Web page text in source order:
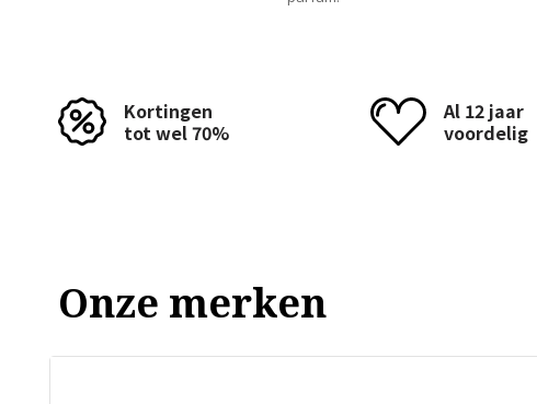
Kortingen
tot wel 70%
Al 12 jaar
voordelig
Onze merken